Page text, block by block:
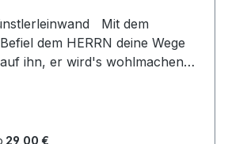
Mit dem
dem HERRN deine Wege
ihn, er wird's wohlmachen
ein Zuschlag für Sperrgut in
29,00 €